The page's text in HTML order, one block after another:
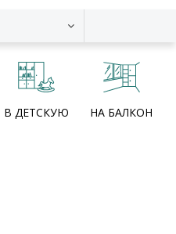
В ДЕТСКУЮ НА БАЛКОН